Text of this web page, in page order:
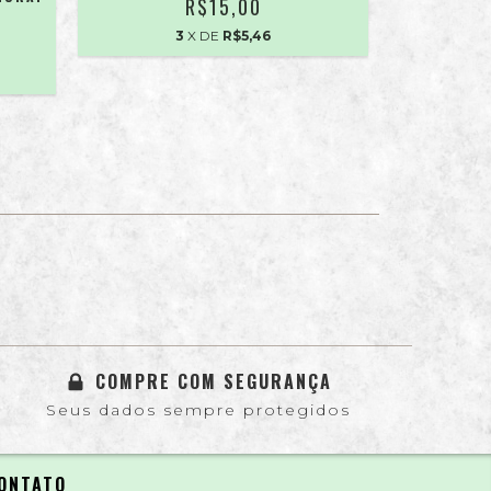
R$15,00
3 X DE R$5,46
COMPRE COM SEGURANÇA
Seus dados sempre protegidos